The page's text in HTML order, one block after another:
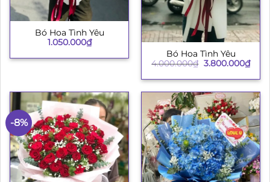
Bó Hoa Tình Yêu
1.050.000₫
Bó Hoa Tình Yêu
4.000.000₫ Giá
là:
3.800.000₫Giá
hiện
tại
-8%